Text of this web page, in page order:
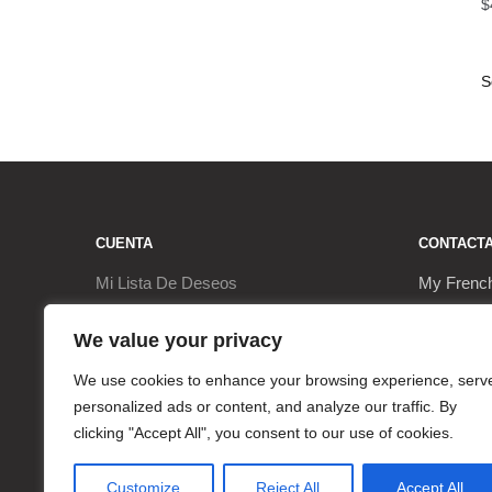
We value your privacy
We use cookies to enhance your browsing experience,
personalized ads or content, and analyze our traffic. By
clicking "Accept All", you consent to our use of cookies.
Customize Reject All Accept All
$
CUENTA
Mi Lista De Deseos
Ir a la Caja
Mi Cuenta
Carrito
My
9, Rue
17290 Le